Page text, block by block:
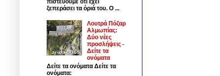
πιστεύουμε ότι έχει
ξεπεράσει τα όριά του. Ο ...
Λουτρά Πόζαρ
Αλμωπίας:
Δύο νέες
προσλήψεις -
Δείτε τα
ονόματα
Δείτε τα ονόματα Δείτε τα
ονόματα: